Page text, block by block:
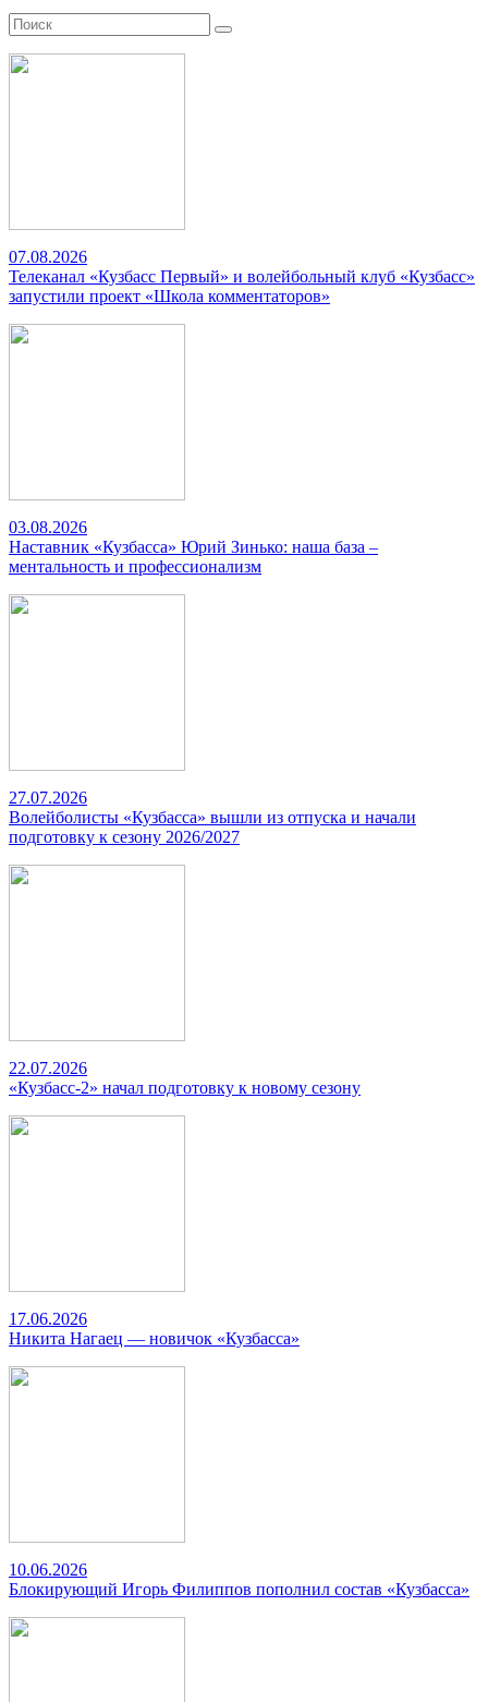
07.08.2026
Телеканал «Кузбасс Первый» и волейбольный клуб «Кузбасс»
запустили проект «Школа комментаторов»
03.08.2026
Наставник «Кузбасса» Юрий Зинько: наша база –
ментальность и профессионализм
27.07.2026
Волейболисты «Кузбасса» вышли из отпуска и начали
подготовку к сезону 2026/2027
22.07.2026
«Кузбасс-2» начал подготовку к новому сезону
17.06.2026
Никита Нагаец — новичок «Кузбасса»
10.06.2026
Блокирующий Игорь Филиппов пополнил состав «Кузбасса»